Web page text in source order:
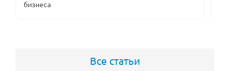
бизнеса
Все статьи